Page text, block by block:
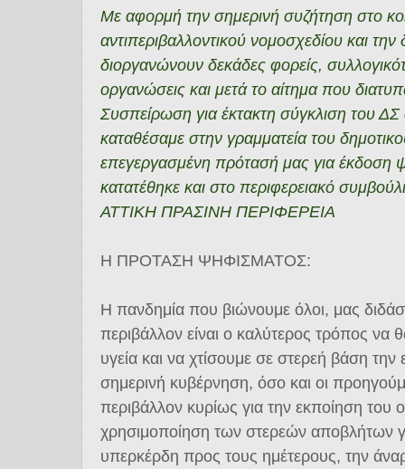
Με αφορμή την σημερινή συζήτηση στο
αντιπεριβαλλοντικού νομοσχεδίου και
διοργανώνουν δεκάδες φορείς,
οργανώσεις και μετά το αίτημα που
Συσπείρωση για έκτακτη σύγκλιση του
καταθέσαμε στην γραμματεία του
επεγεργασμένη πρότασή μας για έκδοση
κατατέθηκε και στο περιφερειακό
ΑΤΤΙΚΗ ΠΡΑΣΙΝΗ ΠΕΡΙΦΕΡΕΙΑ
Η ΠΡΟΤΑΣΗ ΨΗΦΙΣΜΑΤΟΣ:
Η πανδημία που βιώνουμε όλοι, μας
περιβάλλον είναι ο καλύτερος τρόπος να
υγεία και να χτίσουμε σε στερεή βάση
σημερινή κυβέρνηση, όσο και οι
περιβάλλον κυρίως για την εκποίηση του
χρησιμοποίηση των στερεών αποβλήτων
υπερκέρδη προς τους ημέτερους, την